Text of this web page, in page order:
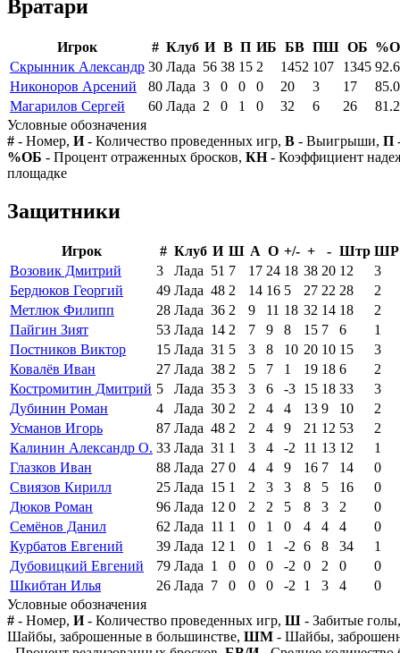
Вратари
Игрок # Клуб И В П ИБ БВ ПШ ОБ
Скрынник Александр 30 Лада 56 38 15 2 1452 107 1345 92.6
Никоноров Арсений
80 Лада 3 0 0 0 20 3 17
85.0
Магарилов Сергей
60 Лада 2 0 1 0 32 6 26
81.2
Условные обозначения
# - Номер, И- Количество проведенных игр, В - Выигрыши, П
%ОБ - Процент отраженных бросков, КН- Коэффициент
площадке
Защитники
Игрок # Клуб И Ш А О +/- + - Штр ШР
Возовик Дмитрий
3 Лада 51 7 17 24 18 38 20 12
3
Бердюков Георгий
49 Лада 48 2 14 16 5 27 22 28
2
Метлюк Филипп
28 Лада 36 2 9 11 18 32 14 18
2
Пайгин Зият
53 Лада 14 2 7 9 8 15 7 6
1
Постников Виктор
15 Лада 31 5 3 8 10 20 10 15
3
Ковалёв Иван
27 Лада 38 2 5 7 1 19 18 6
2
Костромитин Дмитрий 5 Лада 35 3 3 6 -3 15 18 33
3
Дубинин Роман
4 Лада 30 2 2 4 4 13 9 10
2
Усманов Игорь
87 Лада 48 2 2 4 9 21 12 53
2
Калинин Александр О. 33 Лада 31 1 3 4 -2 11 13 12
1
Глазков Иван
88 Лада 27 0 4 4 9 16 7 14
0
Свиязов Кирилл
25 Лада 15 1 2 3 3 8 5 16
0
Дюков Роман
96 Лада 12 0 2 2 5 8 3 2
0
Семёнов Данил
62 Лада 11 1 0 1 0 4 4 4
0
Курбатов Евгений
39 Лада 12 1 0 1 -2 6 8 34
1
Дубовицкий Евгений
79 Лада 1 0 0 0 -2 0 2 0
0
Шкибтан Илья
26 Лада 7 0 0 0 -2 1 3 4
0
Условные обозначения
# - Номер, И- Количество проведенных игр, Ш - Забитые
Шайбы, заброшенные в большинстве, ШМ - Шайбы,